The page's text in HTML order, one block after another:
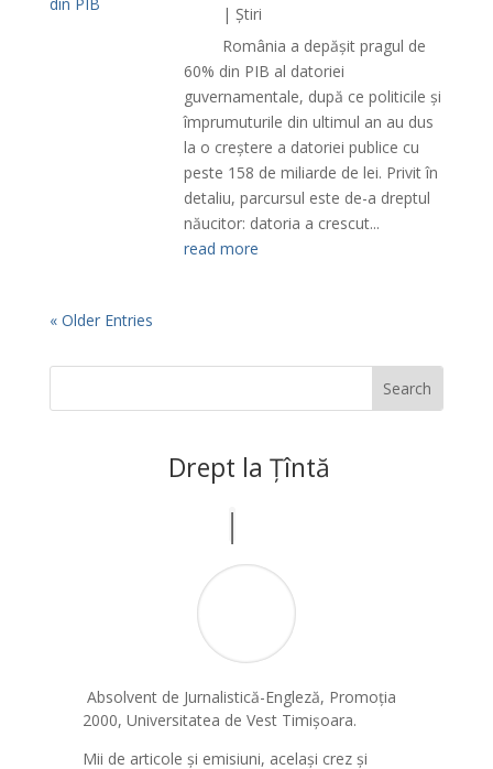
|Știri
România a depășit pragul de
60% din PIB al datoriei
guvernamentale, după ce politicile și
împrumuturile din ultimul an au dus
la o creștere a datoriei publice cu
peste 158 de miliarde de lei. Privit în
detaliu, parcursul este de-a dreptul
năucitor: datoria a crescut...
read more
« Older Entries
Drept la Țîntă
Absolvent de Jurnalistică-Engleză, Promoția
2000, Universitatea de Vest Timișoara.
Mii de articole și emisiuni, același crez și